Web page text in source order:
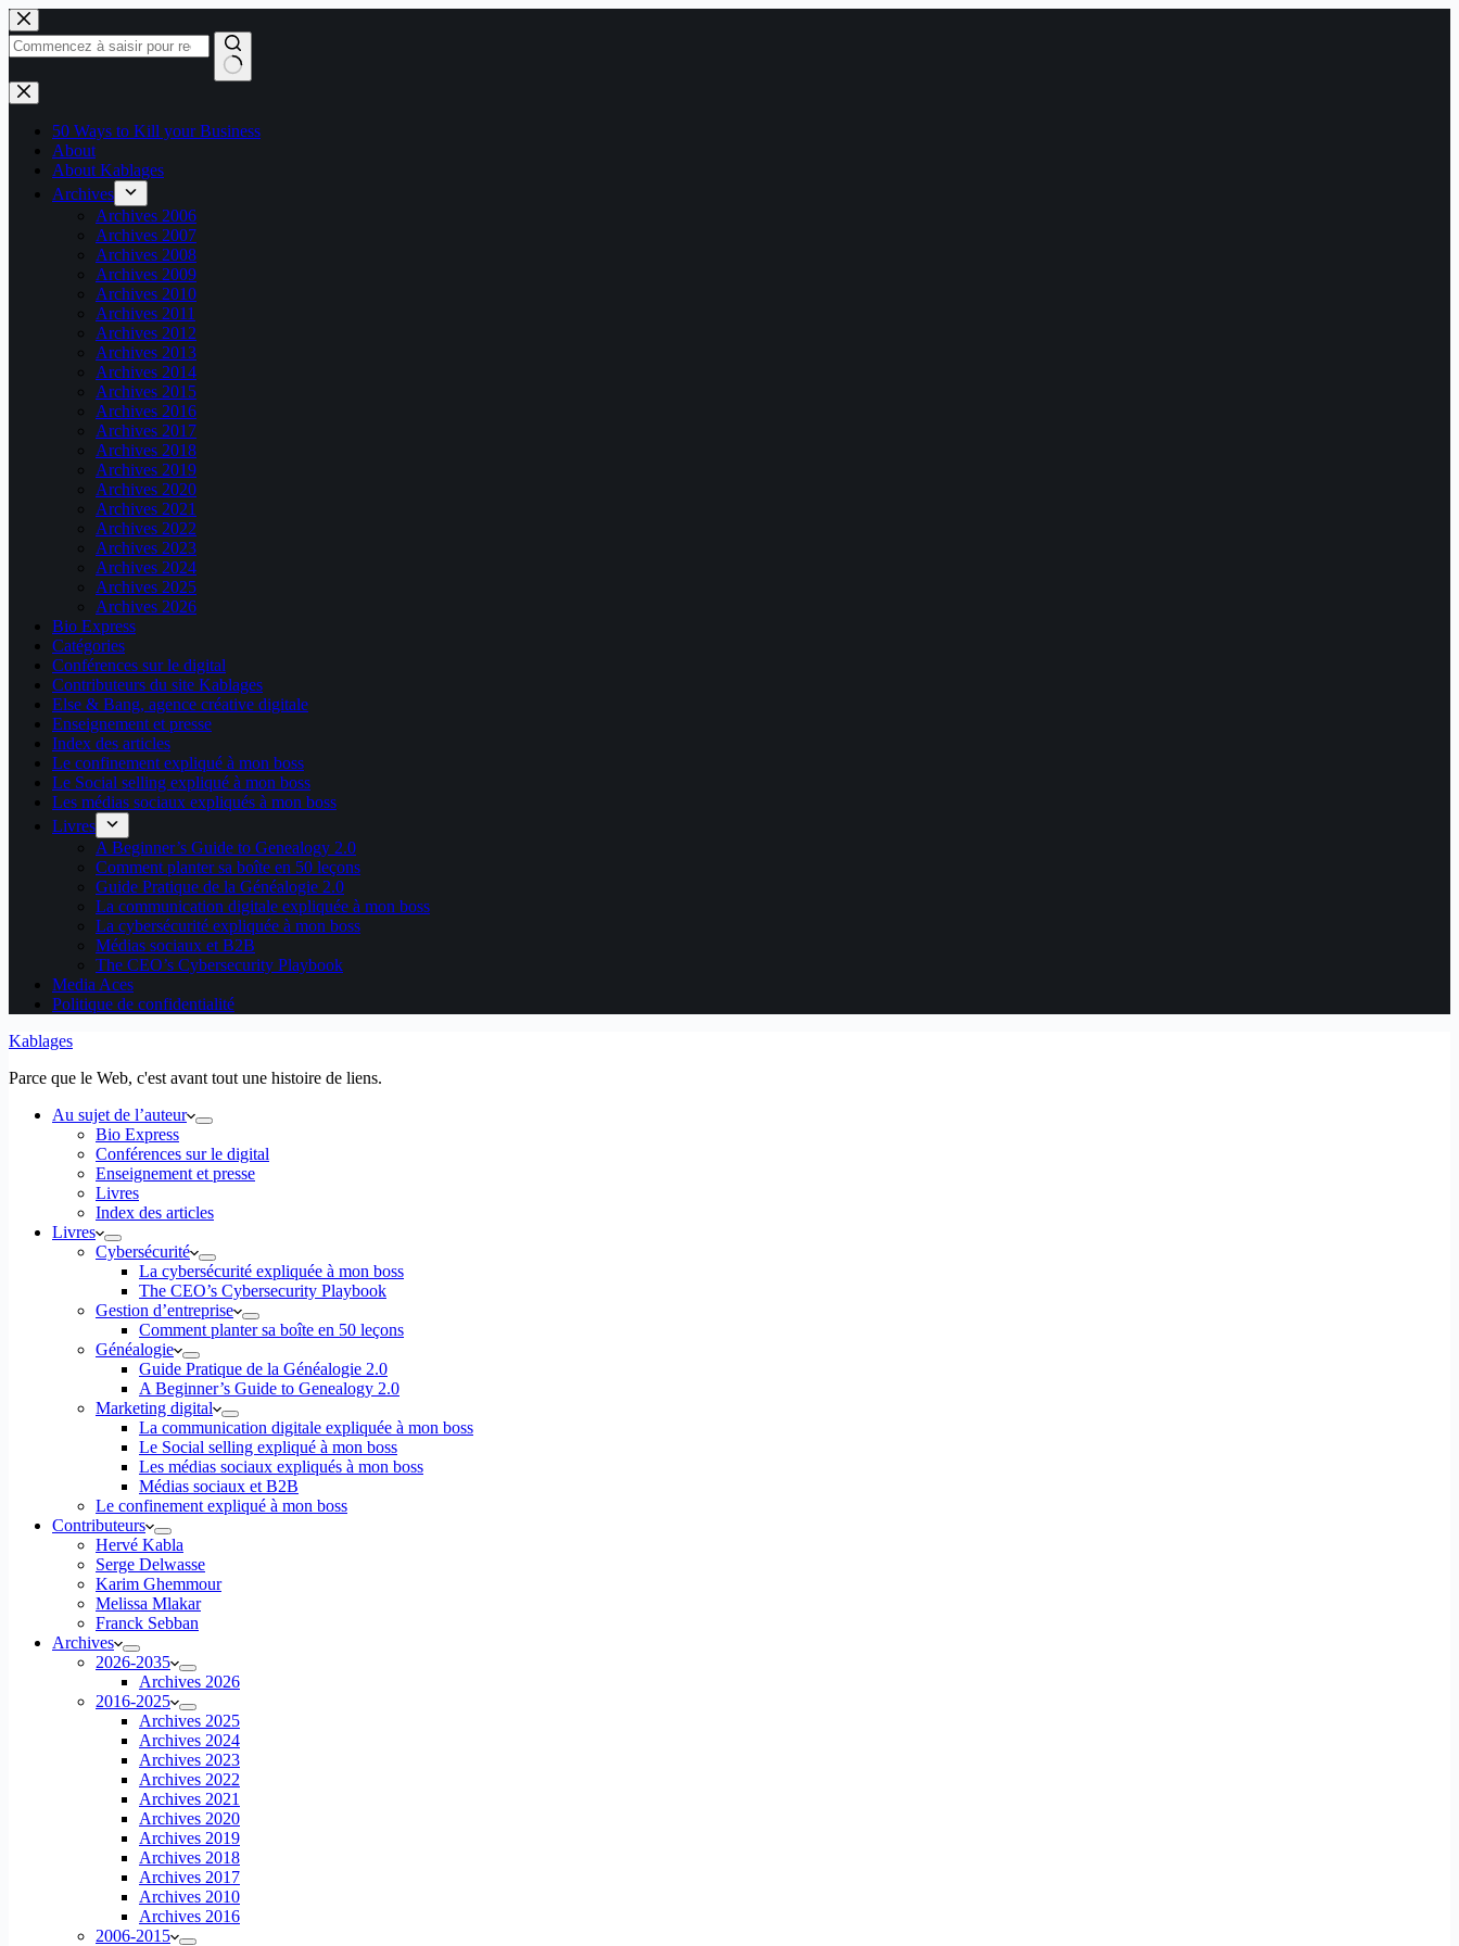
Passer
au
contenu
Aucun
résultat
50 Ways to Kill your Business
About
About Kablages
Archives
Archives 2006
Archives 2007
Archives 2008
Archives 2009
Archives 2010
Archives 2011
Archives 2012
Archives 2013
Archives 2014
Archives 2015
Archives 2016
Archives 2017
Archives 2018
Archives 2019
Archives 2020
Archives 2021
Archives 2022
Archives 2023
Archives 2024
Archives 2025
Archives 2026
Bio Express
Catégories
Conférences sur le digital
Contributeurs du site Kablages
Else & Bang, agence créative digitale
Enseignement et presse
Index des articles
Le confinement expliqué à mon boss
Le Social selling expliqué à mon boss
Les médias sociaux expliqués à mon boss
Livres
A Beginner’s Guide to Genealogy 2.0
Comment planter sa boîte en 50 leçons
Guide Pratique de la Généalogie 2.0
La communication digitale expliquée à mon boss
La cybersécurité expliquée à mon boss
Médias sociaux et B2B
The CEO’s Cybersecurity Playbook
Media Aces
Politique de confidentialité
Kablages
Parce que le Web, c'est avant tout une histoire de liens.
Au sujet de l’auteur
Bio Express
Conférences sur le digital
Enseignement et presse
Livres
Index des articles
Livres
Cybersécurité
La cybersécurité expliquée à mon boss
The CEO’s Cybersecurity Playbook
Gestion d’entreprise
Comment planter sa boîte en 50 leçons
Généalogie
Guide Pratique de la Généalogie 2.0
A Beginner’s Guide to Genealogy 2.0
Marketing digital
La communication digitale expliquée à mon boss
Le Social selling expliqué à mon boss
Les médias sociaux expliqués à mon boss
Médias sociaux et B2B
Le confinement expliqué à mon boss
Contributeurs
Hervé Kabla
Serge Delwasse
Karim Ghemmour
Melissa Mlakar
Franck Sebban
Archives
2026-2035
Archives 2026
2016-2025
Archives 2025
Archives 2024
Archives 2023
Archives 2022
Archives 2021
Archives 2020
Archives 2019
Archives 2018
Archives 2017
Archives 2010
Archives 2016
2006-2015